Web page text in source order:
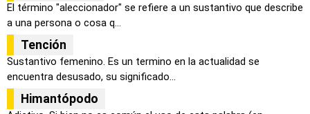
El término "aleccionador" se refiere a un sustantivo que describe
a una persona o cosa q...
Tención
Sustantivo femenino. Es un termino en la actualidad se
encuentra desusado, su significado...
Himantópodo